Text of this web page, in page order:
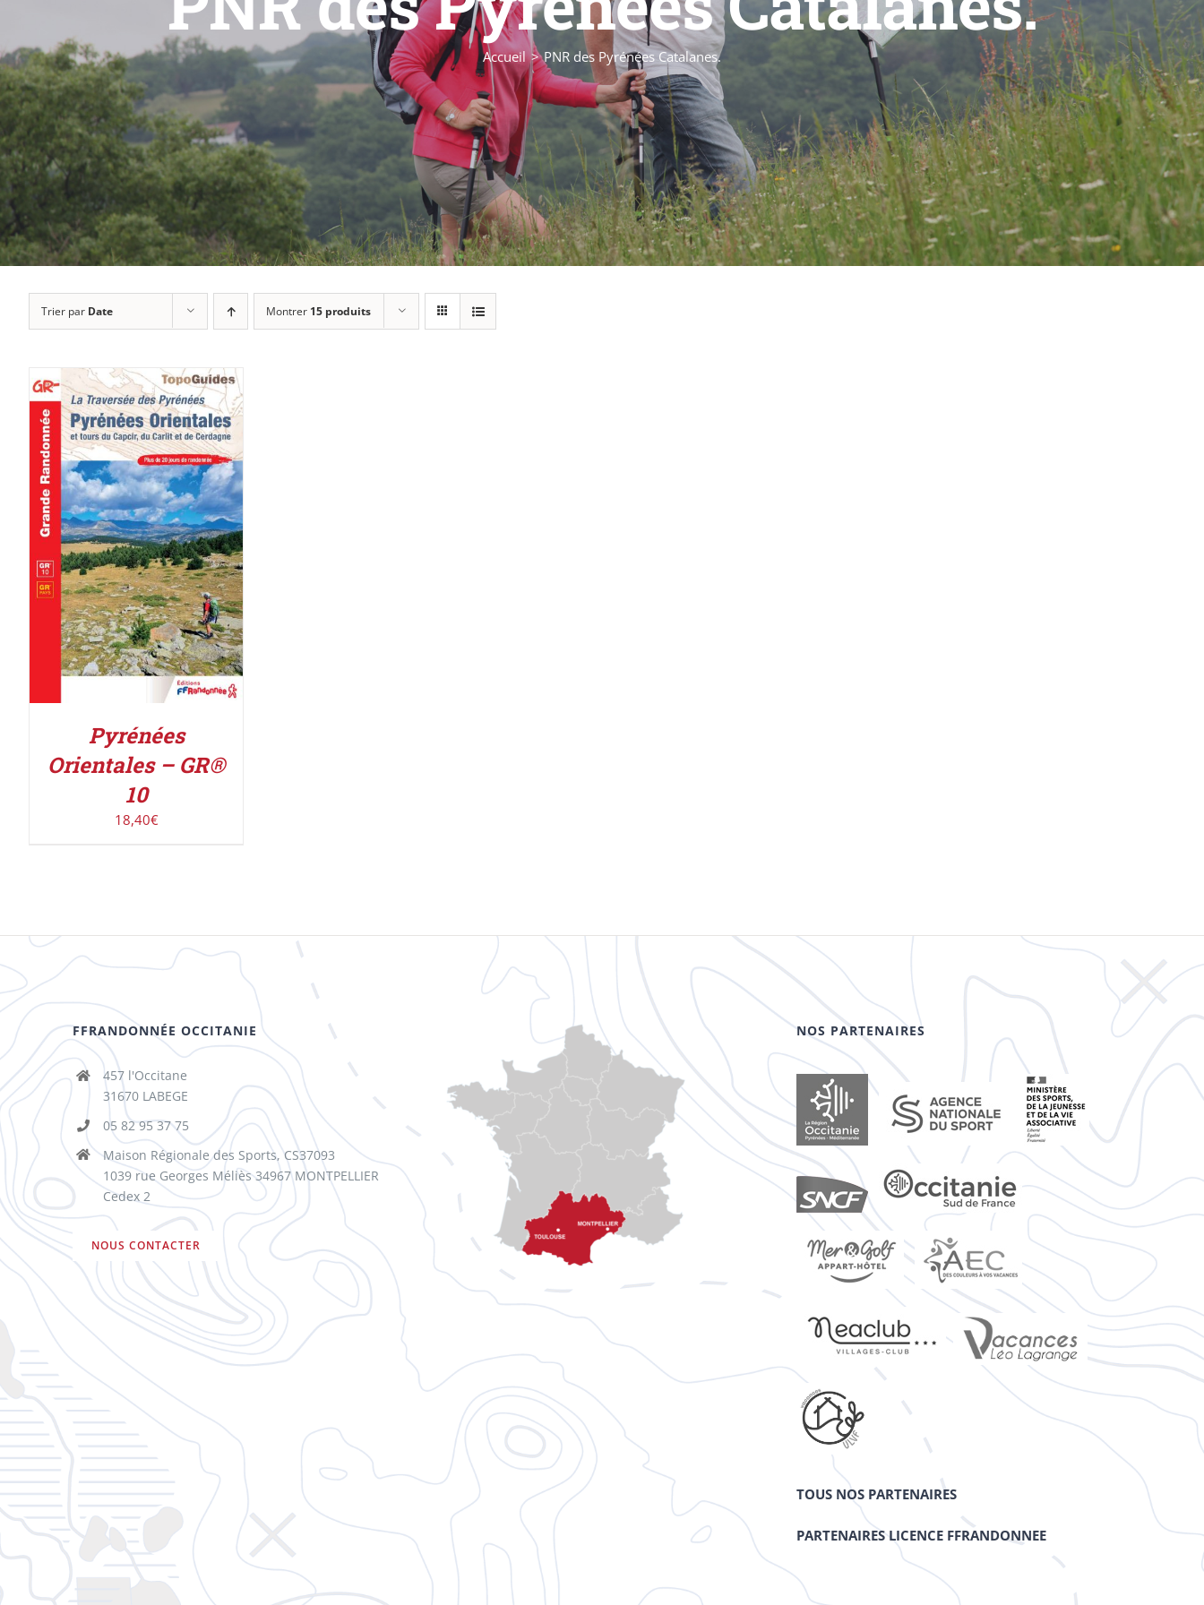
Accueil PNR des Pyrénées Catalanes.
Trier par Date Montrer 15 produits
AJOUTER AU PANIER
/
DÉTAILS
Pyrénées
Orientales – GR®
10
18,40€
FFRANDONNÉE OCCITANIE
457 l'Occitane
31670 LABEGE
05 82 95 37 75
Maison Régionale des Sports, CS37093
1039 rue Georges Méliès 34967 MONTPELLIER
Cedex 2
NOUS CONTACTER
NOS PARTENAIRES
TOUS NOS PARTENAIRES
PARTENAIRES LICENCE FFRANDONNEE